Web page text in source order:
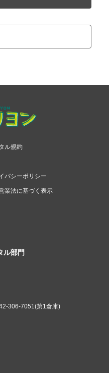
ル規約
バシーポリシー
業法に基づく表示
ル部門
306-7051(第1倉庫)